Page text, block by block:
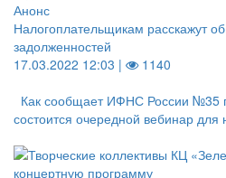
Анонс
Налогоплательщикам расскажут
задолженностей
17.03.2022 12:03 |
1140
Как сообщает ИФНС России №35
состоится очередной вебинар для